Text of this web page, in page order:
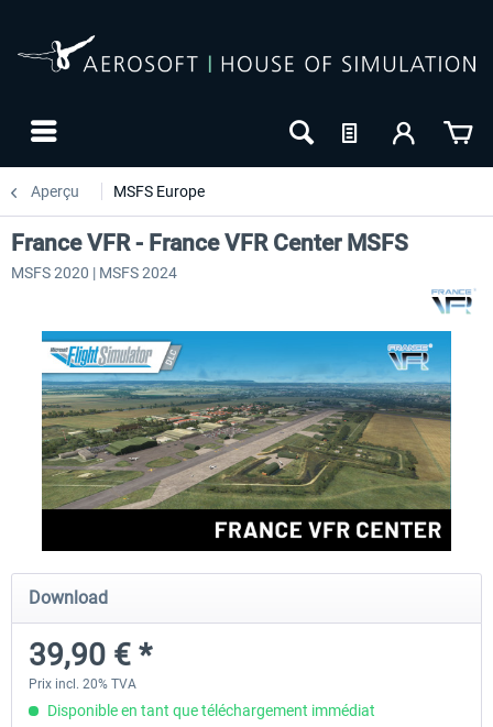
Aperçu MSFS Europe
Aerosoft Airport Cologne/Bonn
18,10 € *
sim-wings Hamburg
France VFR - France VFR Center MSFS
MSFS 2020 | MSFS 2024
Download
39,90 € *
Prix incl. 20% TVA
Disponible en tant que téléchargement immédiat